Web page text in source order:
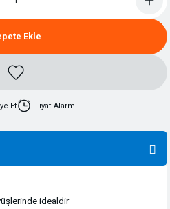
Ekle
Et Fiyat Alarmı
idealdir